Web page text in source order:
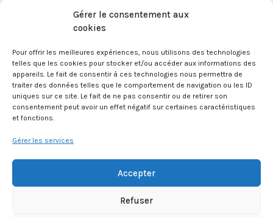
Gérer le consentement aux
cookies
Pour offrir les meilleures expériences, nous utilisons des technologies
telles que les cookies pour stocker et/ou accéder aux informations des
appareils. Le fait de consentir à ces technologies nous permettra de
traiter des données telles que le comportement de navigation ou les ID
uniques sur ce site. Le fait de ne pas consentir ou de retirer son
consentement peut avoir un effet négatif sur certaines caractéristiques
et fonctions.
Gérer les services
Accepter
Refuser
Mentions légales
La Maison des Jeunes et de la Culture Jacques
Prévert est une association enregistrée le 09
décembre 1959 auprès de la Préfecture des Bouches
du Rhône.
Provence.
SIRET 381 083 880 00017